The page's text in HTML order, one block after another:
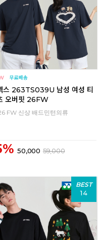
스 263TS039U 남성 여성 티
오버핏 26FW
FW 신상 배드민턴의류
50,000 59,000
BEST
14